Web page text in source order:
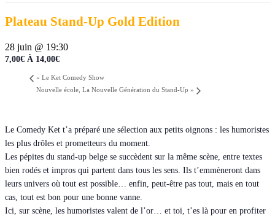
Plateau Stand-Up Gold Edition
28 juin @ 19:30
7,00€ À 14,00€
« Le Ket Comedy Show
Nouvelle école, La Nouvelle Génération du Stand-Up »
Le Comedy Ket t’a préparé une sélection aux petits oignons : les humoristes
les plus drôles et prometteurs du moment.
Les pépites du stand-up belge se succèdent sur la même scène, entre textes
bien rodés et impros qui partent dans tous les sens. Ils t’emmèneront dans
leurs univers où tout est possible… enfin, peut-être pas tout, mais en tout
cas, tout est bon pour une bonne vanne.
Ici, sur scène, les humoristes valent de l’or… et toi, t’es là pour en profiter